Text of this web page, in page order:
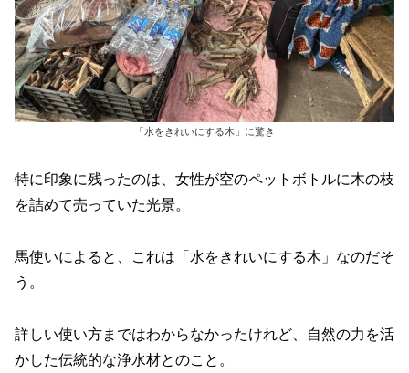
「水をきれいにする木」に驚き
特に印象に残ったのは、女性が空のペットボトルに木の枝
を詰めて売っていた光景。
馬使いによると、これは「水をきれいにする木」なのだそ
う。
詳しい使い方まではわからなかったけれど、自然の力を活
かした伝統的な浄水材とのこと。